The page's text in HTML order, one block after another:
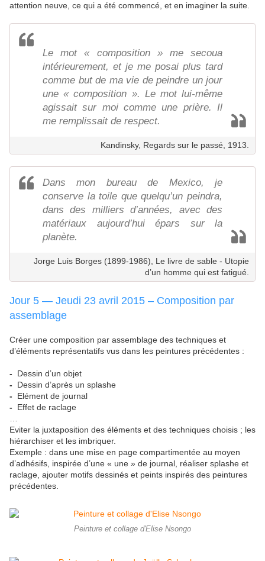
attention neuve, ce qui a été commencé, et en imaginer la suite.
Le mot « composition » me secoua
intérieurement, et je me posai plus tard
comme but de ma vie de peindre un jour
une « composition ». Le mot lui-même
agissait sur moi comme une prière. Il
me remplissait de respect.
Kandinsky, Regards sur le passé, 1913.
Dans mon bureau de Mexico, je
conserve la toile que quelqu’un peindra,
dans des milliers d’années, avec des
matériaux aujourd’hui épars sur la
planète.
Jorge Luis Borges (1899-1986), Le livre de sable - Utopie
d’un homme qui est fatigué.
Jour 5 — Jeudi 23 avril 2015 – Composition par
assemblage
Créer une composition par assemblage des techniques et
d’éléments représentatifs vus dans les peintures précédentes :
- Dessin d’un objet
- Dessin d’après un splashe
- Elément de journal
-
Effet de raclage
Eviter la juxtaposition des éléments et des techniques choisis ; les
hiérarchiser et les imbriquer.
Exemple : dans une mise en page compartimentée au moyen
d’adhésifs, inspirée d’une « une » de journal, réaliser splashe et
raclage, ajouter motifs dessinés et peints inspirés des peintures
précédentes.
Peinture et collage d'Elise Nsongo